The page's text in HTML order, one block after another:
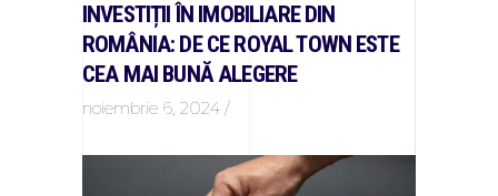
INVESTIȚII ÎN IMOBILIARE DIN
ROMÂNIA: DE CE ROYAL TOWN ESTE
CEA MAI BUNĂ ALEGERE
noiembrie 6, 2024